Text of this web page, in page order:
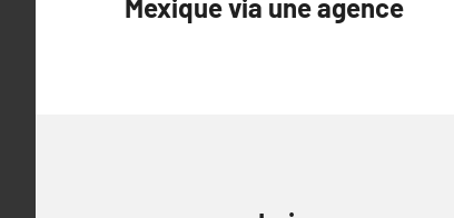
l’article
Mexique via une agence